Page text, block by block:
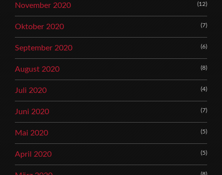
November 2020 (12)
Oktober 2020 (7)
September 2020 (6)
August 2020 (8)
Juli 2020 (4)
Juni 2020 (7)
Mai 2020 (5)
April 2020 (5)